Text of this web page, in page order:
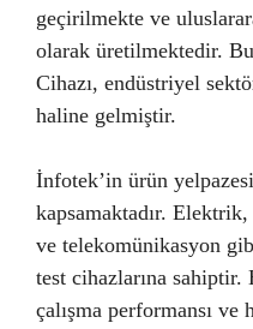
geçirilmekte ve
olarak üretilmektedir.
Cihazı, endüstriyel
haline gelmiştir.
İnfotek’in ürün
kapsamaktadır.
ve telekomünikasyon
test cihazlarına
çalışma performansı ve